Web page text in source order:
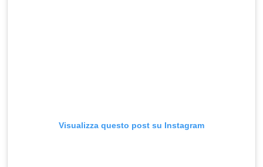
Visualizza questo post su Instagram